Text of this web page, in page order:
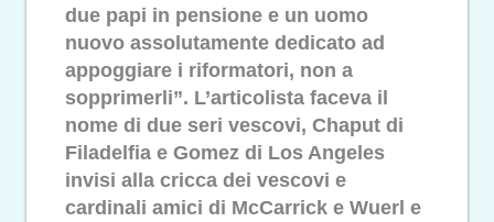
due papi in pensione e un uomo
nuovo assolutamente dedicato ad
appoggiare i riformatori, non a
sopprimerli”. L’articolista faceva il
nome di due seri vescovi, Chaput di
Filadelfia e Gomez di Los Angeles
invisi alla cricca dei vescovi e
cardinali amici di McCarrick e Wuerl e